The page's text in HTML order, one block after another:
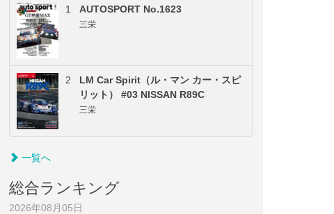
1 AUTOSPORT No.1623
三栄
2
LM Car Spirit（ル・マン カー・スピ
リット） #03 NISSAN R89C
三栄
一覧へ
総合ランキング
2026年08月05日